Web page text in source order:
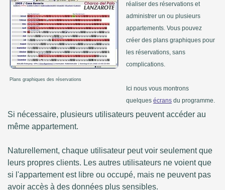
Plans graphiques des réservations
réaliser des réservations et
administrer un ou plusieurs
appartements. Vous pouvez
créer des plans graphiques pour
les réservations, sans
complications.
Ici nous vous montrons
quelques écrans du programme.
Si nécessaire, plusieurs utilisateurs peuvent accéder au
même appartement.
Naturellement, chaque utilisateur peut voir seulement que
leurs propres clients. Les autres utilisateurs ne voient que
si l'appartement est libre ou occupé, mais ne peuvent pas
avoir accès à des données plus sensibles.